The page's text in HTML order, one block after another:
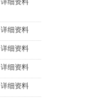
详细资料
详细资料
详细资料
详细资料
详细资料